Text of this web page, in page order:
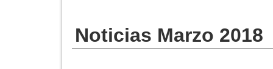
Noticias Marzo 2018